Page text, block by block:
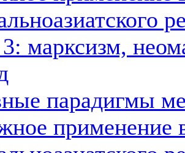
марксизм,
парадигмы
применение